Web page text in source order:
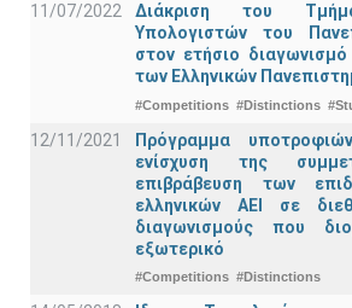
11/07/2022
Διάκριση του
Υπολογιστών του
στον ετήσιο
των Ελληνικών
#Competitions #Distinctions
12/11/2021
Πρόγραμμα
ενίσχυση της
επιβράβευση των
ελληνικών ΑΕΙ σε
διαγωνισμούς που
εξωτερικό
#Competitions #Distinctions